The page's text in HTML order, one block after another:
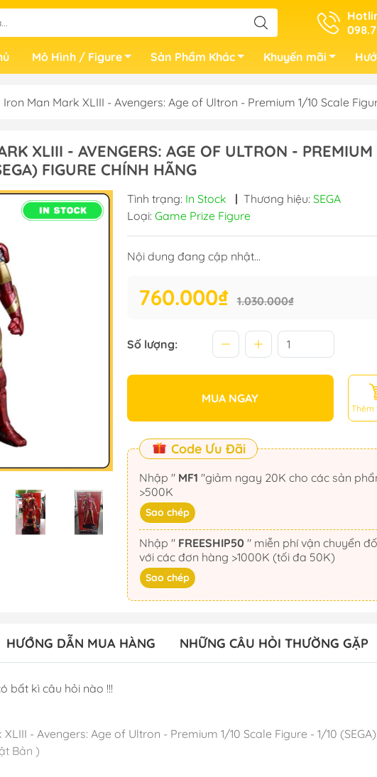
Mô Hình / Figure Sản Phẩm Khác Khuyến mãi
Iron Man Mark XLIII - Avengers: Age of Ultron - Premium 1/10 Scale
XLIII - AVENGERS: AGE OF ULTRON -
FIGURE CHÍNH HÃNG
Tình trạng: In Stock | Thương hiệu: SEGA
Loại: Game Prize Figure
Nội dung đang cập nhật...
760.000₫ 1.030.000₫
Số lượng:
MUA NGAY
Thêm
Code Ưu Đãi
Nhập " MF1
>500K
Sao chép
Nhập " FREESHIP50" miễn phí vận chuyển đối
với các đơn hàng >1000K (tối đa 50K)
Sao chép
HƯỚNG DẪN MUA HÀNG NHỮNG CÂU HỎI THƯỜNG GẶP
bất kì câu hỏi nào !!!
- Avengers: Age of Ultron - Premium 1/10 Scale Figure - 1/10 (SEGA)
Bản )